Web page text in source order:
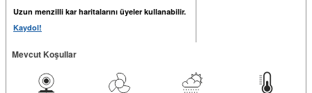
Uzun menzilli kar haritalarını üyeler kullanabilir.
Kaydol!
Mevcut Koşullar